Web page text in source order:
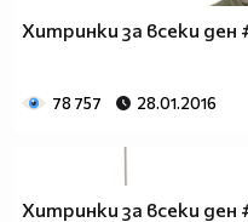
Хитринки за всеки ден
78 757 28.01.2016
Хитринки за всеки